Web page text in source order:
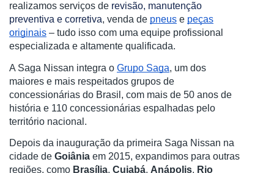
realizamos serviços de revisão, manutenção
preventiva e corretiva, venda de pneus e peças
originais – tudo isso com uma equipe profissional
especializada e altamente qualificada.
A Saga Nissan integra o Grupo Saga, um dos
maiores e mais respeitados grupos de
concessionárias do Brasil, com mais de 50 anos de
história e 110 concessionárias espalhadas pelo
território nacional.
Depois da inauguração da primeira Saga Nissan na
cidade de Goiânia em 2015, expandimos para outras
regiões, como Brasília, Cuiabá, Anápolis, Rio